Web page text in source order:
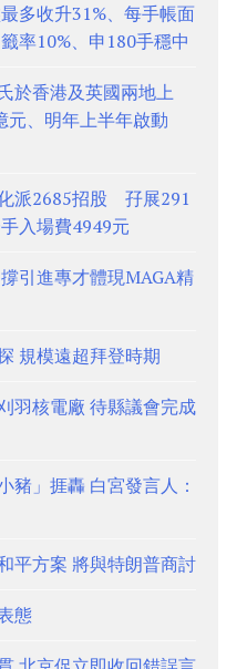
多收升31%、每手帳面
率10%、申180手穩中
於香港及英國兩地上
、明年上半年啟動
派2685招股 孖展291
入場費4949元
引進專才體現MAGA精
規模遠超拜登時期
羽核電廠 待縣議會完成
豬」捱轟 白宮發言人：
平方案 將與特朗普商討
態